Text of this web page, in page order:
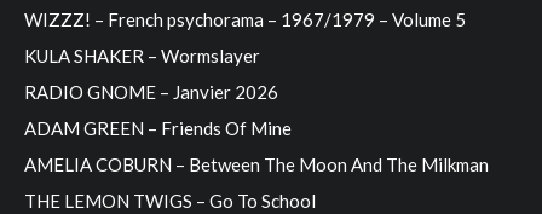
WIZZZ! – French psychorama – 1967/1979 – Volume 5
KULA SHAKER – Wormslayer
RADIO GNOME – Janvier 2026
ADAM GREEN – Friends Of Mine
AMELIA COBURN – Between The Moon And The Milkman
THE LEMON TWIGS – Go To School